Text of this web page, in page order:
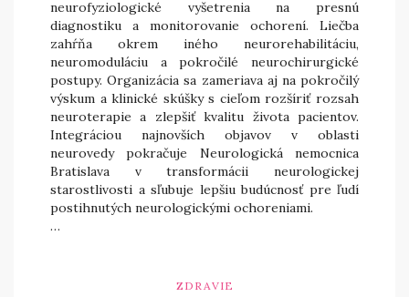
neurofyziologické vyšetrenia na presnú
diagnostiku a monitorovanie ochorení. Liečba
zahŕňa okrem iného neurorehabilitáciu,
neuromoduláciu a pokročilé neurochirurgické
postupy. Organizácia sa zameriava aj na pokročilý
výskum a klinické skúšky s cieľom rozšíriť rozsah
neuroterapie a zlepšiť kvalitu života pacientov.
Integráciou najnovších objavov v oblasti
neurovedy pokračuje Neurologická nemocnica
Bratislava v transformácii neurologickej
starostlivosti a sľubuje lepšiu budúcnosť pre ľudí
postihnutých neurologickými ochoreniami.
…
ZDRAVIE